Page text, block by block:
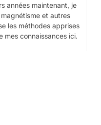
années maintenant, je
et autres
les méthodes apprises
mes connaissances ici.